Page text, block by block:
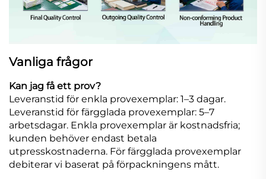
Vanliga frågor
Kan jag få ett prov?
Leveranstid för enkla provexemplar: 1–3 dagar.
Leveranstid för färgglada provexemplar: 5–7
arbetsdagar. Enkla provexemplar är kostnadsfria;
kunden behöver endast betala
utpresskostnaderna. För färgglada provexemplar
debiterar vi baserat på förpackningens mått.